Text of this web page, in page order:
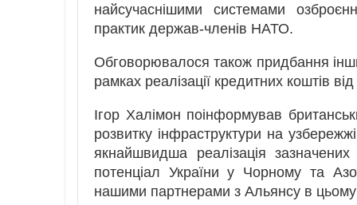
найсучаснішими системами
практик держав-членів НАТО.
Обговорювалося також придбання
рамках реалізації кредитних коштів
Ігор Халімон поінформував
розвитку інфраструктури на
якнайшвидша реалізація
потенціал України у Чорному та
нашими партнерами з Альянсу в цьому